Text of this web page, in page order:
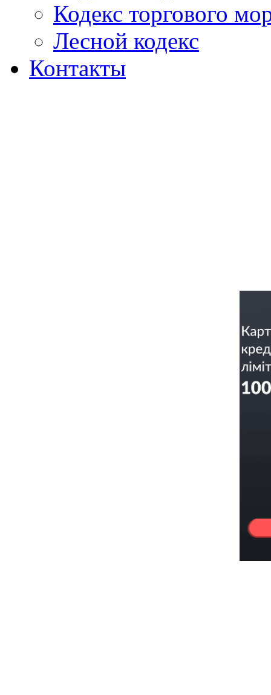
Кодекс торгового
Лесной кодекс
Контакты